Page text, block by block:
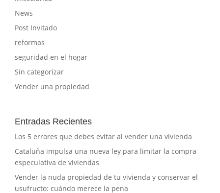
News
Post Invitado
reformas
seguridad en el hogar
Sin categorizar
Vender una propiedad
Entradas Recientes
Los 5 errores que debes evitar al vender una vivienda
Cataluña impulsa una nueva ley para limitar la compra
especulativa de viviendas
Vender la nuda propiedad de tu vivienda y conservar el
usufructo: cuándo merece la pena